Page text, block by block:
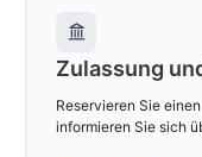
Zulassung
Reservieren Sie
informieren Sie sich